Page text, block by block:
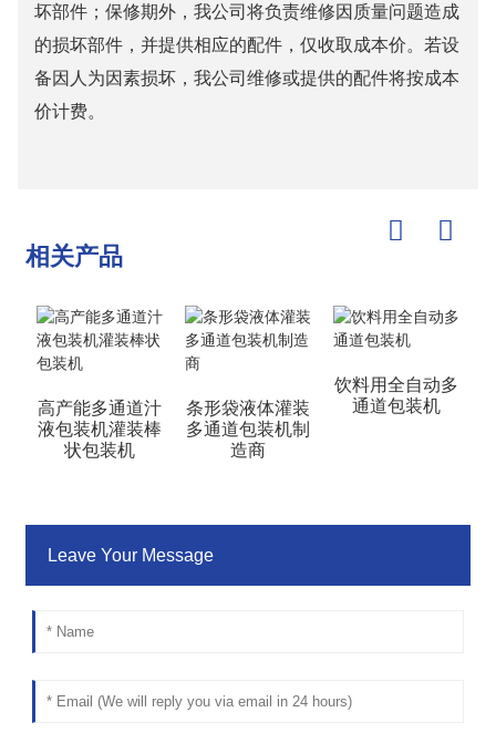
坏部件；保修期外，我公司将负责维修因质量问题造成
的损坏部件，并提供相应的配件，仅收取成本价。若设
备因人为因素损坏，我公司维修或提供的配件将按成本
价计费。
相关产品
高产能多通道汁
液包装机灌装棒
状包装机
条形袋液体灌装
多通道包装机制
造商
饮料用全自动多
通道包装机
Leave Your Message